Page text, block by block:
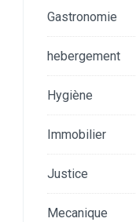
Gastronomie
hebergement
Hygiène
Immobilier
Justice
Mecanique